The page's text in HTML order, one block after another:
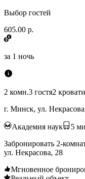
Выбор гостей
605.00 р.
за 1 ночь
2 комн.3 гостя2 кровати
г. Минск, ул.
Академия наук 5
Забронировать 2-
ул. Некрасова, 28
Мгновенное